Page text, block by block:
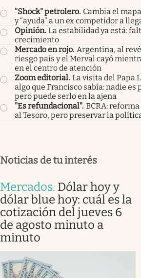
"Shock" petrolero. Cambia el
y “ayuda” a un ex competidor a
Opinión. La estabilidad ya está:
crecimiento
Mercado en rojo. Argentina, al
riesgo país y el Merval cayó
en el centro de atención
Zoom editorial. La visita del Papa
algo que Francisco sabía: nadie
pero puede serlo en la ajena
"Es refundacional". BCRA:
al Tesoro, pero preservar la
Noticias de tu interés
Mercados. Dólar hoy y
dólar blue hoy: cuál es la
cotización del jueves 6
de agosto minuto a
minuto